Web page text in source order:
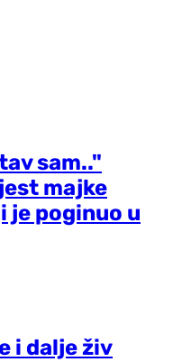
sam.."
majke
je poginuo u
i dalje živ